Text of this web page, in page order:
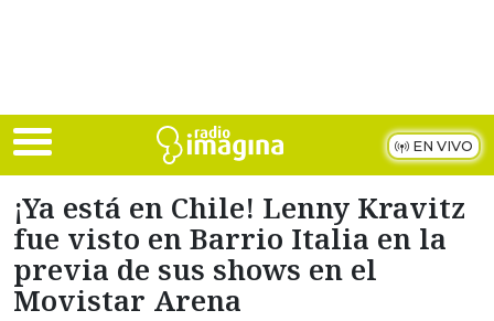
EN VIVO
¡Ya está en Chile! Lenny Kravitz
fue visto en Barrio Italia en la
previa de sus shows en el
Movistar Arena